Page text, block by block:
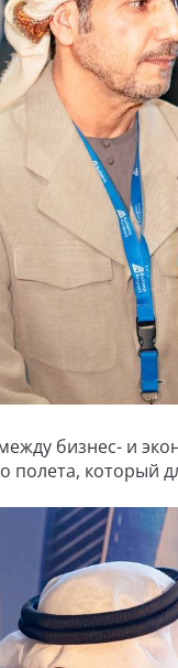
бизнес- и
который